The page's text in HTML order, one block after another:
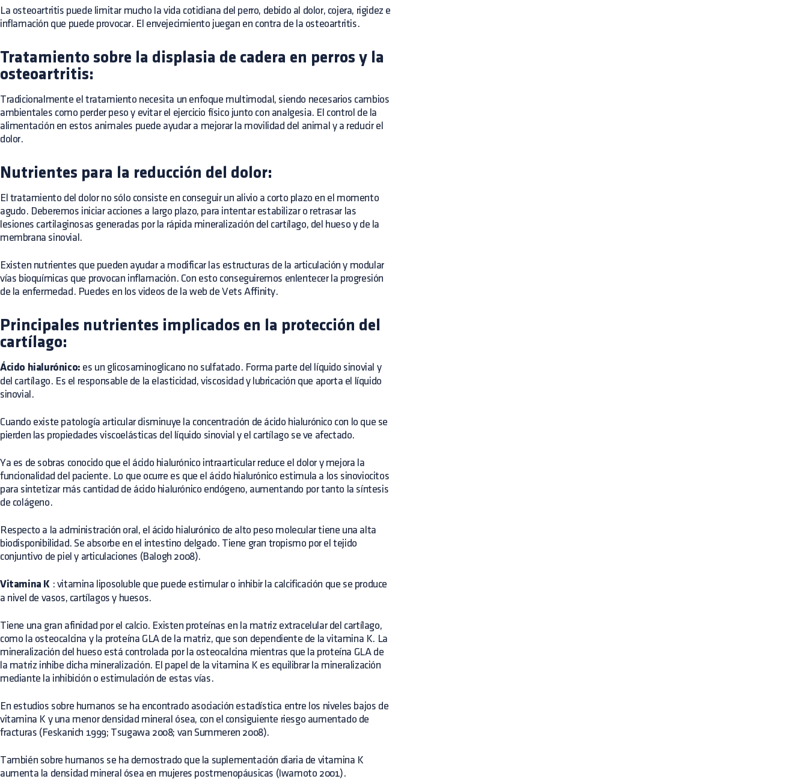
La osteoartritis puede limitar mucho la vida cotidiana del perro, debido al dolor, cojera, rigidez e
inflamación que puede provocar. El envejecimiento juegan en contra de la osteoartritis.
Tratamiento sobre la displasia de cadera en perros y la
osteoartritis:
Tradicionalmente el tratamiento necesita un enfoque multimodal, siendo necesarios cambios
ambientales como perder peso y evitar el ejercicio físico junto con analgesia. El control de la
alimentación en estos animales puede ayudar a mejorar la movilidad del animal y a reducir el
dolor.
Nutrientes para la reducción del dolor:
El tratamiento del dolor no sólo consiste en conseguir un alivio a corto plazo en el momento
agudo. Deberemos iniciar acciones a largo plazo, para intentar estabilizar o retrasar las
lesiones cartilaginosas generadas por la rápida mineralización del cartílago, del hueso y de la
membrana sinovial.
Existen nutrientes que pueden ayudar a modificar las estructuras de la articulación y modular
vías bioquímicas que provocan inflamación. Con esto conseguiremos enlentecer la progresión
de la enfermedad. Puedes en losvideos de la web de Vets Affinity.
Principales nutrientes implicados en la protección del
cartílago:
Ácido hialurónico: es un glicosaminoglicano no sulfatado. Forma parte del líquido sinovial y
del cartílago. Es el responsable de la elasticidad, viscosidad y lubricación que aporta el líquido
sinovial.
Cuando existe patología articular disminuye la concentración de ácido hialurónico con lo que se
pierden las propiedades viscoelásticas del líquido sinovial y el cartílago se ve afectado.
Ya es de sobras conocido que el ácido hialurónico intraarticular reduce el dolor y mejora la
funcionalidad del paciente. Lo que ocurre es que el ácido hialurónico estimula a los sinoviocitos
para sintetizar más cantidad de ácido hialurónico endógeno, aumentando por tanto la síntesis
de colágeno.
Respecto a la administración oral, el ácido hialurónico de alto peso molecular tiene una alta
biodisponibilidad. Se absorbe en el intestino delgado. Tiene gran tropismo por el tejido
conjuntivo de piel y articulaciones (Balogh 2008).
Vitamina K : vitamina liposoluble que puede estimular o inhibir la calcificación que se produce
a nivel de vasos, cartílagos y huesos.
Tiene una gran afinidad por el calcio. Existen proteínas en la matriz extracelular del cartílago,
como la osteocalcina y la proteína GLA de la matriz, que son dependiente de la vitamina K. La
mineralización del hueso está controlada por la osteocalcina mientras que la proteína GLA de
la matriz inhibe dicha mineralización. El papel de la vitamina K es equilibrar la mineralización
mediante la inhibición o estimulación de estas vías.
En estudios sobre humanos se ha encontrado asociación estadística entre los niveles bajos de
vitamina K y una menor densidad mineral ósea, con el consiguiente riesgo aumentado de
fracturas (Feskanich 1999; Tsugawa 2008; van Summeren 2008).
También sobre humanos se ha demostrado que la suplementación diaria de vitamina K
aumenta la densidad mineral ósea en mujeres postmenopáusicas (Iwamoto 2001).